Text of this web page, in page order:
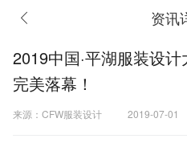
资讯
2019中国·平湖服装设
完美落幕！
来源：CFW服装设计 2019-07-01